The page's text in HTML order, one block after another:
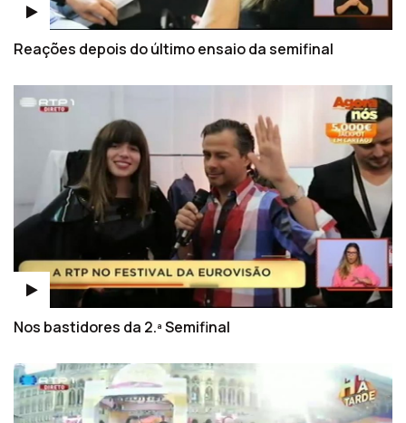
Reações depois do último ensaio da semifinal
Nos bastidores da 2.ª Semifinal